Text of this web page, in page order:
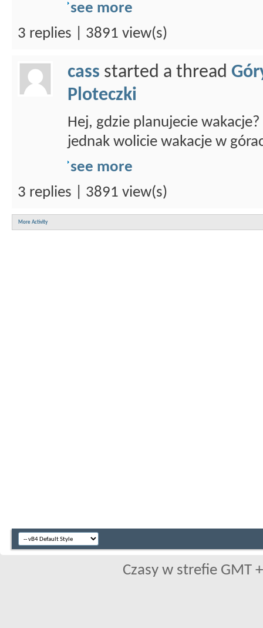
see more
3 replies | 3891 view(s)
cass started a thread
Ploteczki
Hej, gdzie planujecie
jednak wolicie wakacje w
see more
3 replies | 3891 view(s)
More Activity
Czasy w strefie GMT